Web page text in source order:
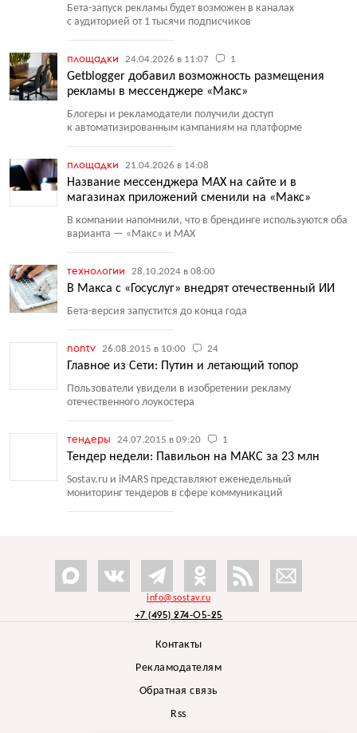
Бета-запуск рекламы будет возможен в каналах
с аудиторией от 1 тысячи подписчиков
площадки 24.04.2026 в 11:07 1
Getblogger добавил возможность размещения
рекламы в мессенджере «Макс»
Блогеры и рекламодатели получили доступ
к автоматизированным кампаниям на платформе
площадки 21.04.2026 в 14:08
Название мессенджера MAX на сайте и в
магазинах приложений сменили на «Макс»
В компании напомнили, что в брендинге используются оба
варианта — «Макс» и MAX
технологии 28.10.2024 в 08:00
В Макса с «Госуслуг» внедрят отечественный ИИ
Бета-версия запустится до конца года
nontv 26.08.2015 в 10:00 24
Главное из Сети: Путин и летающий топор
Пользователи увидели в изобретении рекламу
отечественного лоукостера
тендеры 24.07.2015 в 09:20 1
Тендер недели: Павильон на МАКС за 23 млн
Sostav.ru и iMARS представляют еженедельный
мониторинг тендеров в сфере коммуникаций
info@sostav.ru
+7 (495) 274-05-25
Контакты
Рекламодателям
Обратная связь
Rss